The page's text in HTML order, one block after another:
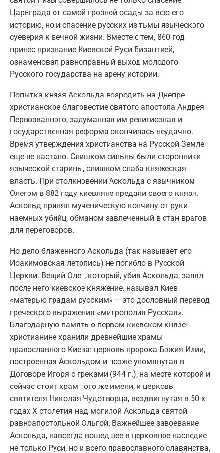
Царьграда от самой грозной осады за всю его
историю, но и спасение русских из тьмы языческого
суеверия к вечной жизни. Вместе с тем, 860 год
принес признание Киевской Руси Византией,
ознаменовал равноправный выход молодого
Русского государства на арену истории.
Попытка князя Аскольда возродить на Днепре
христианское благовестие святого апостола Андрея
Первозванного, задуманная им религиозная и
государственная реформа окончилась неудачно.
Время утверждения христианства на Русской Земле
еще не настало. Слишком сильны были сторонники
языческой старины, слишком слаба княжеская
власть. При столкновении Аскольда с язычником
Олегом в 882 году киевляне предали своего князя.
Аскольд принял мученическую кончину от руки
наемных убийц, обманом завлеченный в стан врагов
для переговоров.
Но дело блаженного Аскольда (так называет его
Иоакимовская летопись) не погибло в Русской
Церкви. Вещий Олег, который, убив Аскольда, занял
после него киевское княжение, называл Киев
«матерью градам русским» – это дословный перевод
греческого выражения «митрополия Русская».
Благодарную память о первом киевском князе-
христианине хранили древнейшие храмы
православного Киева: церковь пророка Божия Илии,
построенная Аскольдом и позже упомянутая в
Договоре Игоря с греками (944 г.), на месте которой и
сейчас стоит храм того же имени, и церковь
святителя Николая Чудотворца, воздвигнутая в 50-х
годах Х столетия над могилой Аскольда святой
равноапостольной Ольгой. Важнейшее завоевание
Аскольда, навсегда вошедшее в церковное наследие
не только Руси, но и всего православного славянства,